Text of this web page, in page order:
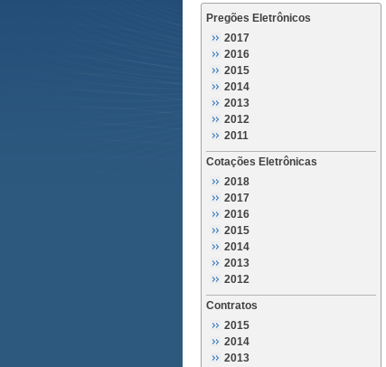
Pregões Eletrônicos
2017
2016
2015
2014
2013
2012
2011
Cotações Eletrônicas
2018
2017
2016
2015
2014
2013
2012
Contratos
2015
2014
2013